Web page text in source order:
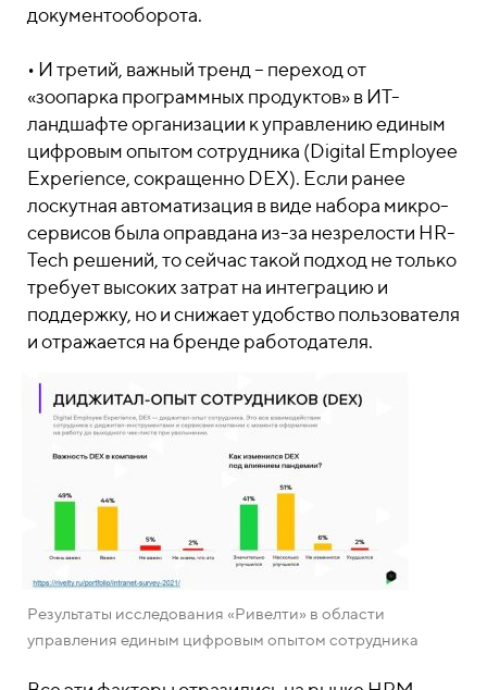
документооборота.
• И третий, важный тренд – переход от
«зоопарка программных продуктов» в ИТ-
ландшафте организации к управлению единым
цифровым опытом сотрудника (Digital Employee
Experience, сокращенно DEX). Если ранее
лоскутная автоматизация в виде набора микро-
сервисов была оправдана из-за незрелости HR-
Tech решений, то сейчас такой подход не только
требует высоких затрат на интеграцию и
поддержку, но и снижает удобство пользователя
и отражается на бренде работодателя.
Результаты исследования «Ривелти» в области
управления единым цифровым опытом сотрудника